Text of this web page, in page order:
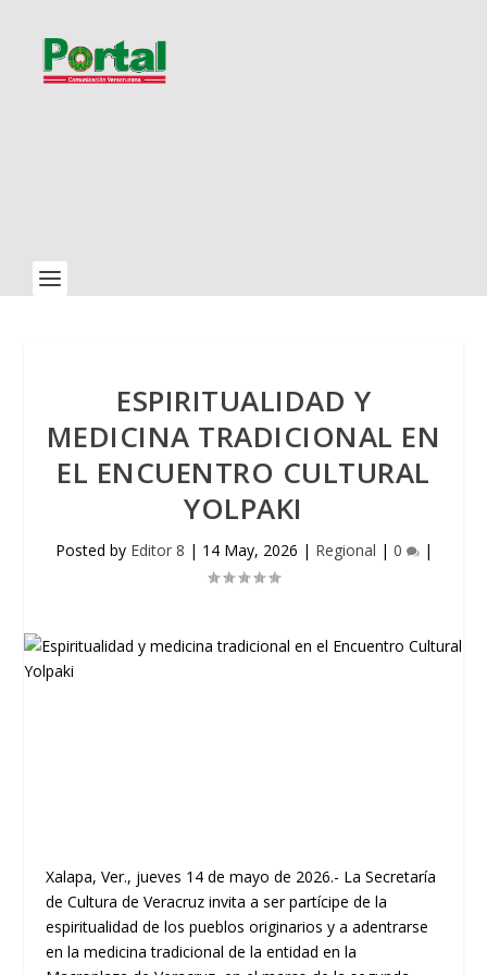
ESPIRITUALIDAD Y
MEDICINA TRADICIONAL EN
EL ENCUENTRO CULTURAL
YOLPAKI
Posted by Editor 8 | 14 May, 2026 | Regional | 0 |
Xalapa, Ver., jueves 14 de mayo de 2026.- La Secretaría
de Cultura de Veracruz invita a ser partícipe de la
espiritualidad de los pueblos originarios y a adentrarse
en la medicina tradicional de la entidad en la